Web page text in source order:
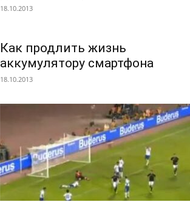
18.10.2013
Как продлить жизнь
аккумулятору смартфона
18.10.2013